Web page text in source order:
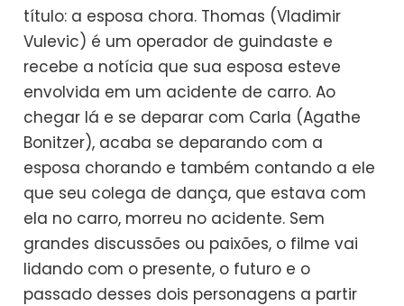
título: a esposa chora. Thomas (Vladimir
Vulevic) é um operador de guindaste e
recebe a notícia que sua esposa esteve
envolvida em um acidente de carro. Ao
chegar lá e se deparar com Carla (Agathe
Bonitzer), acaba se deparando com a
esposa chorando e também contando a ele
que seu colega de dança, que estava com
ela no carro, morreu no acidente. Sem
grandes discussões ou paixões, o filme vai
lidando com o presente, o futuro e o
passado desses dois personagens a partir